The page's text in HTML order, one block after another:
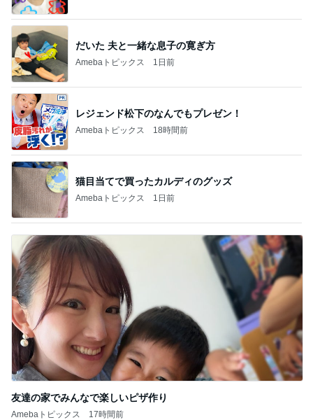
だいた 夫と一緒な息子の寛ぎ方
Amebaトピックス 1日前
レジェンド松下のなんでもプレゼン！
Amebaトピックス 18時間前
猫目当てで買ったカルディのグッズ
Amebaトピックス 1日前
友達の家でみんなで楽しいピザ作り
Amebaトピックス 17時間前